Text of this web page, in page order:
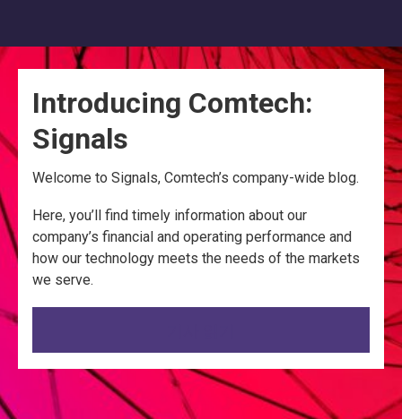
Introducing Comtech:
Signals
Welcome to Signals, Comtech’s company-wide blog.
Here, you’ll find timely information about our
company’s financial and operating performance and
how our technology meets the needs of the markets
we serve.